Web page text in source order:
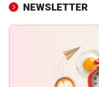
NEWSLETTER